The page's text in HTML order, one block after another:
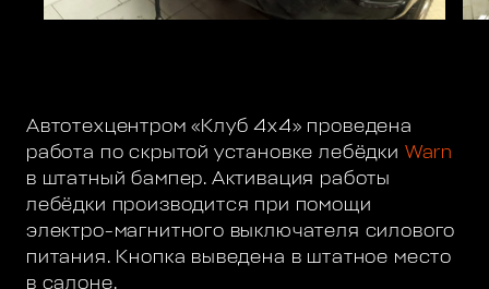
Автотехцентром «Клуб 4х4» проведена
работа по скрытой установке лебёдки Warn
в штатный бампер. Активация работы
лебёдки производится при помощи
электро-магнитного выключателя силового
питания. Кнопка выведена в штатное место
в салоне.